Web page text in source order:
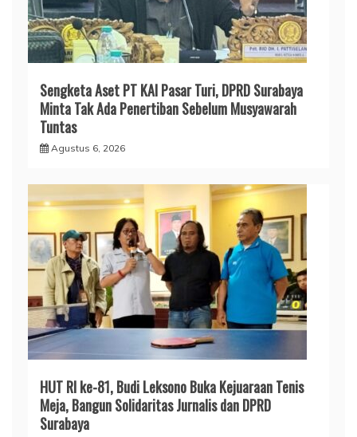
Sengketa Aset PT KAI Pasar Turi, DPRD Surabaya
Minta Tak Ada Penertiban Sebelum Musyawarah
Tuntas
Agustus 6, 2026
HUT RI ke-81, Budi Leksono Buka Kejuaraan Tenis
Meja, Bangun Solidaritas Jurnalis dan DPRD
Surabaya